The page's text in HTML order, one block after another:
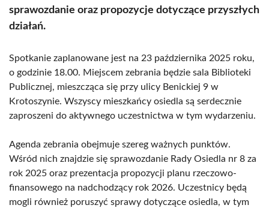
sprawozdanie oraz propozycje dotyczące przyszłych
działań.
Spotkanie zaplanowane jest na 23 października 2025 roku,
o godzinie 18.00. Miejscem zebrania będzie sala Biblioteki
Publicznej, mieszcząca się przy ulicy Benickiej 9 w
Krotoszynie. Wszyscy mieszkańcy osiedla są serdecznie
zaproszeni do aktywnego uczestnictwa w tym wydarzeniu.
Agenda zebrania obejmuje szereg ważnych punktów.
Wśród nich znajdzie się sprawozdanie Rady Osiedla nr 8 za
rok 2025 oraz prezentacja propozycji planu rzeczowo-
finansowego na nadchodzący rok 2026. Uczestnicy będą
mogli również poruszyć sprawy dotyczące osiedla, w tym